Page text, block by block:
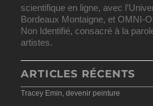
scientifique en ligne, avec
Bordeaux Montaigne, et OMNI-
Non Identifié, consacré à la
artistes.
ARTICLES RÉCENTS
Tracey Emin, devenir peinture